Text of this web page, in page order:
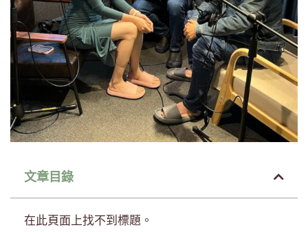
文章目錄
在此頁面上找不到標題。